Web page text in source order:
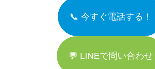
📞 今すぐ電話する！
💬 LINEで問い合わせ